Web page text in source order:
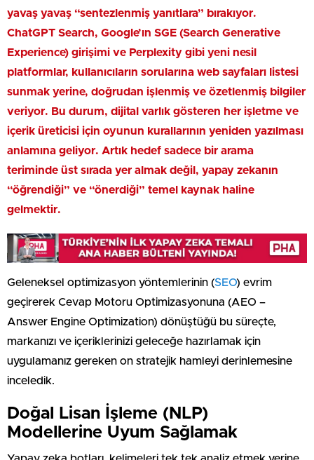
yavaş yavaş “sentezlenmiş yanıtlara” bırakıyor.
ChatGPT Search, Google’ın SGE (Search Generative
Experience) girişimi ve Perplexity gibi yeni nesil
platformlar, kullanıcıların sorularına web sayfaları listesi
sunmak yerine, doğrudan işlenmiş ve özetlenmiş bilgiler
veriyor. Bu durum, dijital varlık gösteren her işletme ve
içerik üreticisi için oyunun kurallarının yeniden yazılması
anlamına geliyor. Artık hedef sadece bir arama
teriminde üst sırada yer almak değil, yapay zekanın
“öğrendiği” ve “önerdiği” temel kaynak haline
gelmektir.
Geleneksel optimizasyon yöntemlerinin (SEO) evrim
geçirerek Cevap Motoru Optimizasyonuna (AEO –
Answer Engine Optimization) dönüştüğü bu süreçte,
markanızı ve içeriklerinizi geleceğe hazırlamak için
uygulamanız gereken on stratejik hamleyi derinlemesine
inceledik.
Doğal Lisan İşleme (NLP)
Modellerine Uyum Sağlamak